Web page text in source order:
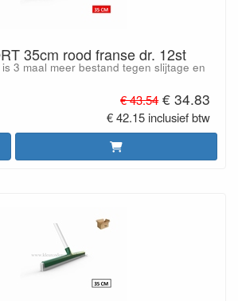
35cm rood franse dr. 12st
3 maal meer bestand tegen slijtage en
€ 43.54 € 34.83
€ 42.15 inclusief btw